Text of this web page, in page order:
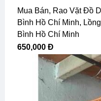
Mua Bán, Rao Vặt Đồ Dùng Cho Thú Cưng Tân
Bình Hồ Chí Minh,
Bình Hồ Chí Minh
650,000 Đ